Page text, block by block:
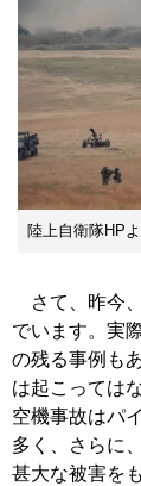
陸上自衛隊HPよ
さて、昨今
でいます。実
の残る事例も
は起こっては
空機事故はパ
多く、さらに
甚大な被害を